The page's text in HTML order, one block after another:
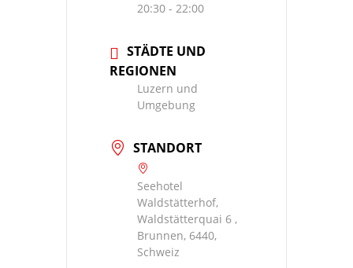
20:30 - 22:00
STÄDTE UND
REGIONEN
Luzern und
Umgebung
STANDORT
Seehotel
Waldstätterhof,
Waldstätterquai 6 ,
Brunnen, 6440,
Schweiz